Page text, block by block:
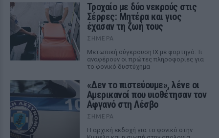
Τροχαίο με δύο νεκρούς στις
Σέρρες: Μητέρα και γιος
έχασαν τη ζωή τους
ΣΉΜΕΡΑ
Μετωπική σύγκρουση ΙΧ με φορτηγό: Τι
αναφέρουν οι πρώτες πληροφορίες για
το φονικό δυστύχημα
«Δεν το πιστεύουμε», λένε οι
Αμερικανοί που υιοθέτησαν τον
Αφγανό στη Λέσβο
ΣΉΜΕΡΑ
Η αρχική εκδοχή για το φονικό στην